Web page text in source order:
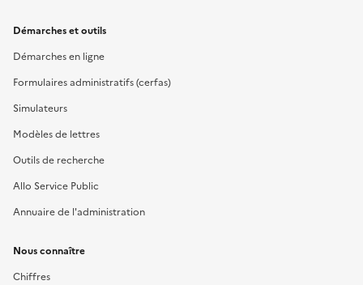
Démarches et outils
Démarches en ligne
Formulaires administratifs (cerfas)
Simulateurs
Modèles de lettres
Outils de recherche
Allo Service Public
Annuaire de l'administration
Nous connaître
Chiffres